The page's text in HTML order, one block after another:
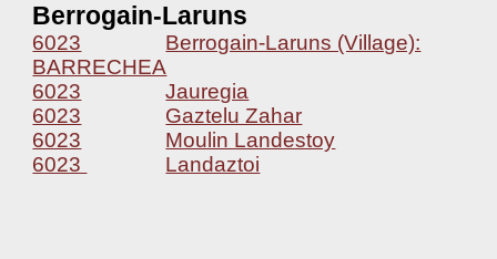
Berrogain-Laruns
6023
Berrogain-Laruns (Village):
BARRECHEA
6023
Jauregia
6023
Gaztelu Zahar
6023
Moulin Landestoy
6023
Landaztoi